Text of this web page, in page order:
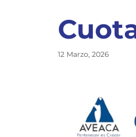
12 Marzo, 2026